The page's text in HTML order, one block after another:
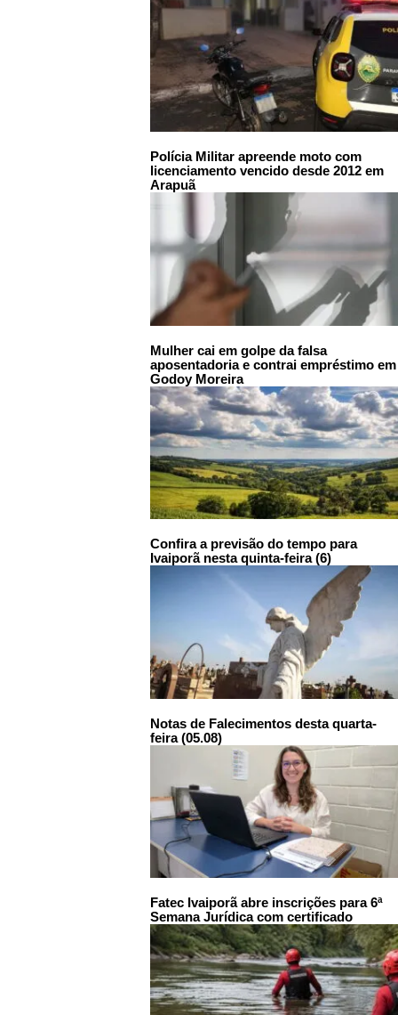
Polícia Militar apreende moto com
licenciamento vencido desde 2012 em
Arapuã
Mulher cai em golpe da falsa
aposentadoria e contrai empréstimo em
Godoy Moreira
Confira a previsão do tempo para
Ivaiporã nesta quinta-feira (6)
Notas de Falecimentos desta quarta-
feira (05.08)
Fatec Ivaiporã abre inscrições para 6ª
Semana Jurídica com certificado